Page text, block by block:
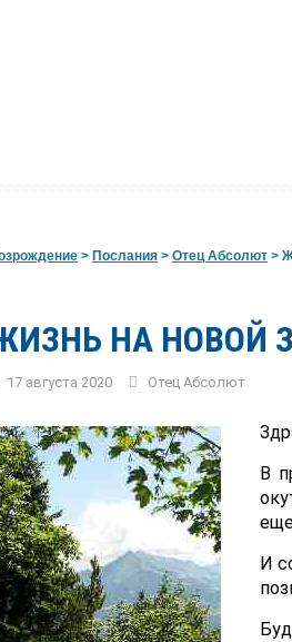
> Послания > Отец Абсолют >
НА НОВОЙ
17 августа 2020 Отец Абсолют
В
И